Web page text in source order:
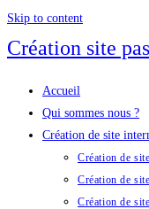
Skip to content
Création site
Accueil
Qui sommes nous ?
Création de site
Création de
Création de
Création de